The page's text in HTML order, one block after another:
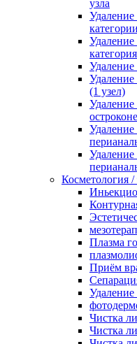
узла
Удаление
Удаление
Удаление
(1 узел)
Косметология /
Плазма
Приём
Чистка
Чистка